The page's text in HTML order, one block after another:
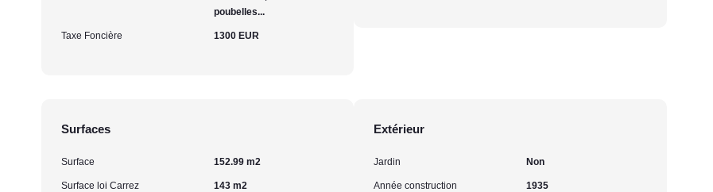
poubelles...
Taxe Foncière 1300 EUR
Surfaces
Surface 152.99 m2
Surface loi Carrez 143 m2
Extérieur
Jardin Non
Année construction 1935